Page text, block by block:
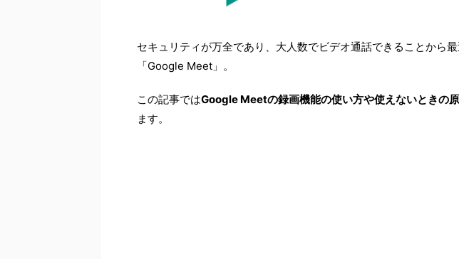
セキュリティが万全であり、大人数でビデオ通話できることから
「Google Meet」。
この記事ではGoogle Meetの録画機能の使い方や使えないときの
ます。